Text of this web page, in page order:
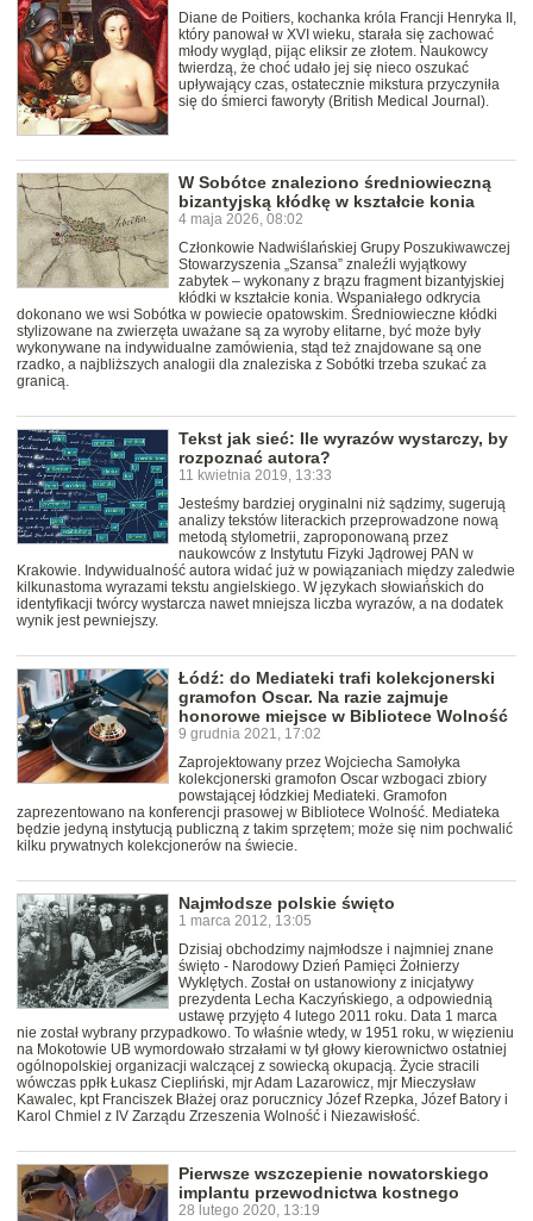
Diane de Poitiers, kochanka króla Francji Henryka II,
który panował w XVI wieku, starała się zachować
młody wygląd, pijąc eliksir ze złotem. Naukowcy
twierdzą, że choć udało jej się nieco oszukać
upływający czas, ostatecznie mikstura przyczyniła
się do śmierci faworyty (British Medical Journal).
W Sobótce znaleziono średniowieczną
bizantyjską kłódkę w kształcie konia
4 maja 2026, 08:02
Członkowie Nadwiślańskiej Grupy Poszukiwawczej
Stowarzyszenia „Szansa” znaleźli wyjątkowy
zabytek – wykonany z brązu fragment bizantyjskiej
kłódki w kształcie konia. Wspaniałego odkrycia
dokonano we wsi Sobótka w powiecie opatowskim. Średniowieczne kłódki
stylizowane na zwierzęta uważane są za wyroby elitarne, być może były
wykonywane na indywidualne zamówienia, stąd też znajdowane są one
rzadko, a najbliższych analogii dla znaleziska z Sobótki trzeba szukać za
granicą.
Tekst jak sieć: Ile wyrazów wystarczy, by
rozpoznać autora?
11 kwietnia 2019, 13:33
Jesteśmy bardziej oryginalni niż sądzimy, sugerują
analizy tekstów literackich przeprowadzone nową
metodą stylometrii, zaproponowaną przez
naukowców z Instytutu Fizyki Jądrowej PAN w
Krakowie. Indywidualność autora widać już w powiązaniach między zaledwie
kilkunastoma wyrazami tekstu angielskiego. W językach słowiańskich do
identyfikacji twórcy wystarcza nawet mniejsza liczba wyrazów, a na dodatek
wynik jest pewniejszy.
Łódź: do Mediateki trafi kolekcjonerski
gramofon Oscar. Na razie zajmuje
honorowe miejsce w Bibliotece Wolność
9 grudnia 2021, 17:02
Zaprojektowany przez Wojciecha Samołyka
kolekcjonerski gramofon Oscar wzbogaci zbiory
powstającej łódzkiej Mediateki. Gramofon
zaprezentowano na konferencji prasowej w Bibliotece Wolność. Mediateka
będzie jedyną instytucją publiczną z takim sprzętem; może się nim pochwalić
kilku prywatnych kolekcjonerów na świecie.
Najmłodsze polskie święto
1 marca 2012, 13:05
Dzisiaj obchodzimy najmłodsze i najmniej znane
święto - Narodowy Dzień Pamięci Żołnierzy
Wyklętych. Został on ustanowiony z inicjatywy
prezydenta Lecha Kaczyńskiego, a odpowiednią
ustawę przyjęto 4 lutego 2011 roku. Data 1 marca
nie został wybrany przypadkowo. To właśnie wtedy, w 1951 roku, w więzieniu
na Mokotowie UB wymordowało strzałami w tył głowy kierownictwo ostatniej
ogólnopolskiej organizacji walczącej z sowiecką okupacją. Życie stracili
wówczas ppłk Łukasz Ciepliński, mjr Adam Lazarowicz, mjr Mieczysław
Kawalec, kpt Franciszek Błażej oraz porucznicy Józef Rzepka, Józef Batory i
Karol Chmiel z IV Zarządu Zrzeszenia Wolność i Niezawisłość.
Pierwsze wszczepienie nowatorskiego
implantu przewodnictwa kostnego
28 lutego 2020, 13:19